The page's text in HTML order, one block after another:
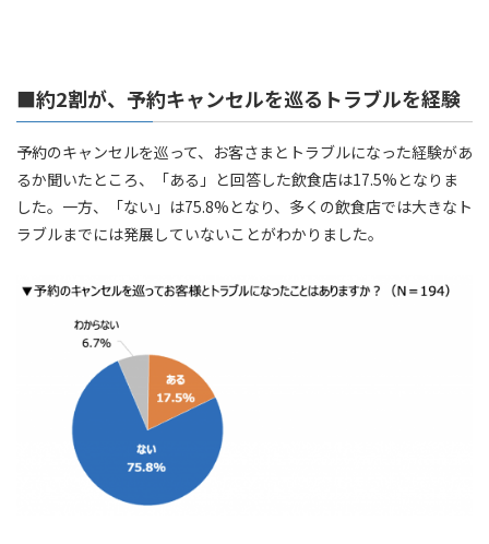
■約2割が、予約キャンセルを巡るトラブルを経験
予約のキャンセルを巡って、お客さまとトラブルになった経験があ
るか聞いたところ、「ある」と回答した飲食店は17.5%となりま
した。一方、「ない」は75.8%となり、多くの飲食店では大きなト
ラブルまでには発展していないことがわかりました。